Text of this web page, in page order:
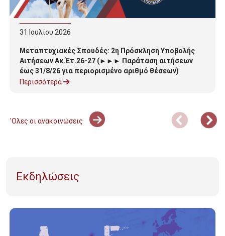
31 Ιουλίου 2026
Μεταπτυχιακές Σπουδές: 2η Πρόσκληση Υποβολής
Αιτήσεων Ακ.Έτ.26-27 (►►► Παράταση αιτήσεων
έως 31/8/26 για περιορισμένο αριθμό θέσεων)
Περισσότερα
'Ολες οι ανακοινώσεις
Εκδηλώσεις